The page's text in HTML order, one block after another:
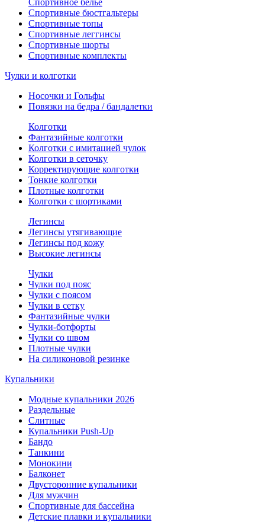
Спортивное белье
Спортивные бюстгальтеры
Спортивные топы
Спортивные леггинсы
Спортивные шорты
Спортивные комплекты
Чулки и колготки
Носочки и Гольфы
Повязки на бедра / бандалетки
Колготки
Фантазийные колготки
Колготки с имитацией чулок
Колготки в сеточку
Корректирующие колготки
Тонкие колготки
Плотные колготки
Колготки с шортиками
Легинсы
Легинсы утягивающие
Легинсы под кожу
Высокие легинсы
Чулки
Чулки под пояс
Чулки с поясом
Чулки в сетку
Фантазийные чулки
Чулки-ботфорты
Чулки со швом
Плотные чулки
На силиконовой резинке
Купальники
Модные купальники 2026
Раздельные
Слитные
Купальники Push-Up
Бандо
Танкини
Монокини
Балконет
Двусторонние купальники
Для мужчин
Спортивные для бассейна
Детские плавки и купальники